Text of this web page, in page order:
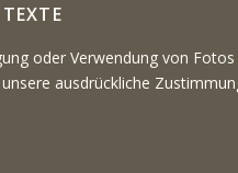
oder Verwendung von Fotos
ausdrückliche